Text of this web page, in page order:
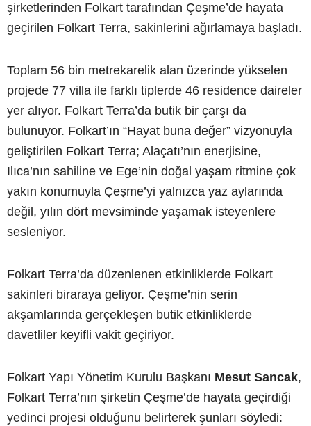
şirketlerinden Folkart tarafından Çeşme’de hayata
geçirilen Folkart Terra, sakinlerini ağırlamaya başladı.
Toplam 56 bin metrekarelik alan üzerinde yükselen
projede 77 villa ile farklı tiplerde 46 residence daireler
yer alıyor. Folkart Terra’da butik bir çarşı da
bulunuyor. Folkart’ın “Hayat buna değer” vizyonuyla
geliştirilen Folkart Terra; Alaçatı’nın enerjisine,
Ilıca’nın sahiline ve Ege’nin doğal yaşam ritmine çok
yakın konumuyla Çeşme’yi yalnızca yaz aylarında
değil, yılın dört mevsiminde yaşamak isteyenlere
sesleniyor.
Folkart Terra’da düzenlenen etkinliklerde Folkart
sakinleri biraraya geliyor. Çeşme’nin serin
akşamlarında gerçekleşen butik etkinliklerde
davetliler keyifli vakit geçiriyor.
Folkart Yapı Yönetim Kurulu Başkanı Mesut Sancak,
Folkart Terra’nın şirketin Çeşme’de hayata geçirdiği
yedinci projesi olduğunu belirterek şunları söyledi: